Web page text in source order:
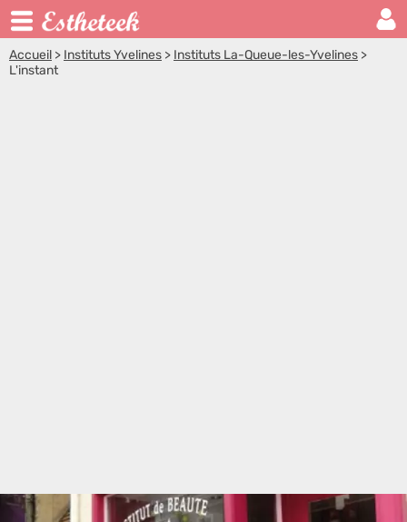
Accueil > Instituts Yvelines > Instituts La-Queue-les-Yvelines >
L'instant